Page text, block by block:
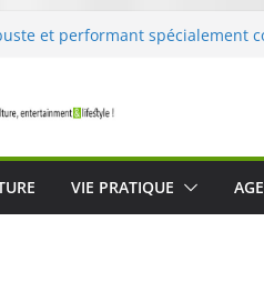
dévoile le Crusher 540
édition de l’opération «
en concert : une expérience
Parisienne
The Beginning was The Water »,
VIE PRATIQUE